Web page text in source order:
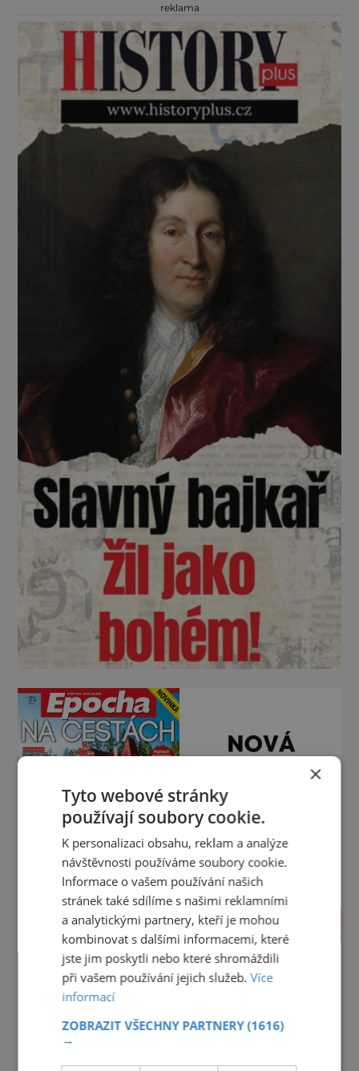
reklama
PROLISTOVAT
×
Tyto webové stránky
používají soubory cookie.
K personalizaci obsahu, reklam a analýze
návštěvnosti používáme soubory cookie.
Informace o vašem používání našich
stránek také sdílíme s našimi reklamními
a analytickými partnery, kteří je mohou
kombinovat s dalšími informacemi, které
jste jim poskytli nebo které shromáždili
při vašem používání jejich služeb.Více
informací
ZOBRAZIT VŠECHNY PARTNERY(1616)
→